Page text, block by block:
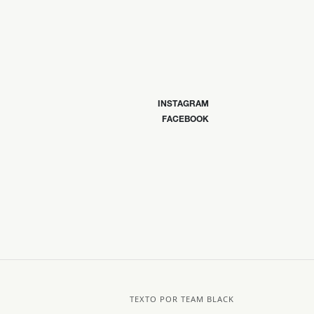
INSTAGRAM
FACEBOOK
TEXTO POR TEAM BLACK